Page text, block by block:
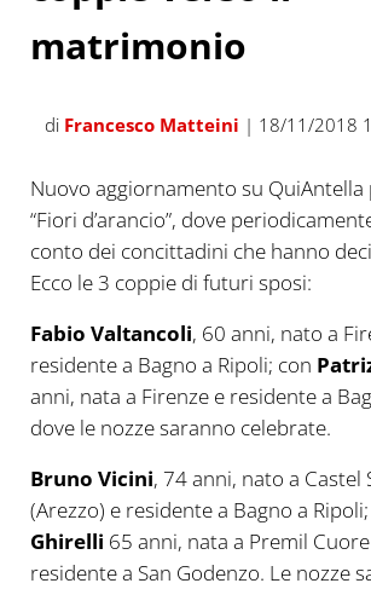
matrimonio
di Francesco Matteini | 18/11/2018
Nuovo aggiornamento su
“Fiori d’arancio”, dove
conto dei concittadini che hanno
Ecco le 3 coppie di futuri sposi:
Fabio Valtancoli, 60 anni, nato a
residente a Bagno a Ripoli; con
anni, nata a Firenze e residente a
dove le nozze saranno celebrate.
Bruno Vicini, 74 anni, nato a Castel
(Arezzo) e residente a Bagno a
Ghirelli 65 anni, nata a Premil
residente a San Godenzo. Le nozze